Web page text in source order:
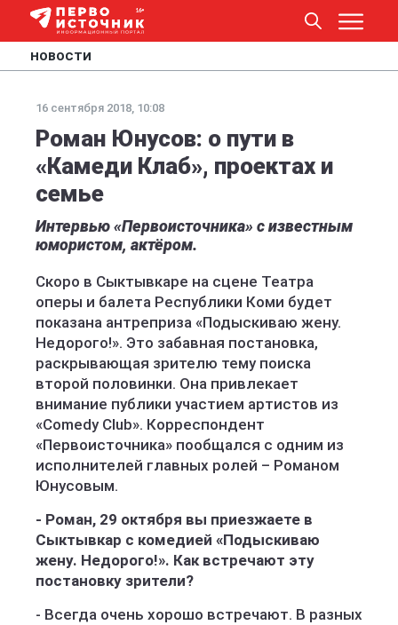
НОВОСТИ
16 сентября 2018, 10:08
Роман Юнусов: о пути в
«Камеди Клаб», проектах и
семье
Интервью «Первоисточника» с известным
юмористом, актёром.
Скоро в Сыктывкаре на сцене Театра
оперы и балета Республики Коми будет
показана антреприза «Подыскиваю жену.
Недорого!». Это забавная постановка,
раскрывающая зрителю тему поиска
второй половинки. Она привлекает
внимание публики участием артистов из
«Comedy Club». Корреспондент
«Первоисточника» пообщался с одним из
исполнителей главных ролей – Романом
Юнусовым.
- Роман, 29 октября вы приезжаете в
Сыктывкар с комедией «Подыскиваю
жену. Недорого!». Как встречают эту
постановку зрители?
- Всегда очень хорошо встречают. В разных